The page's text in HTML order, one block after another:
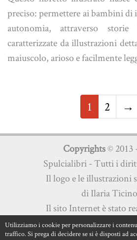
Utilizziamo i cookie per personalizzare i
traffico. Si prega di decidere se si è disposti ad
preciso: permettere ai bambini di
autonomia, attraverso
caratterizzate da illustrazioni
maiuscolo, arioso e facilmente
1 2 →
Copyrights© 2013
Spulcialibri - Tutti i
Il logo e le illustrazioni
di Ilaria
Il sito Internet è stato
Martini